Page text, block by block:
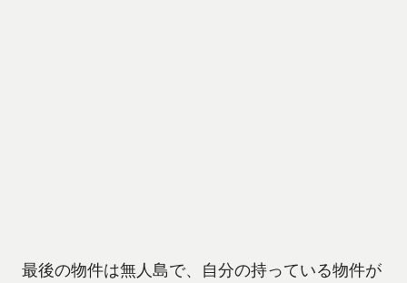
最後の物件は無人島で、自分の持っている物件が